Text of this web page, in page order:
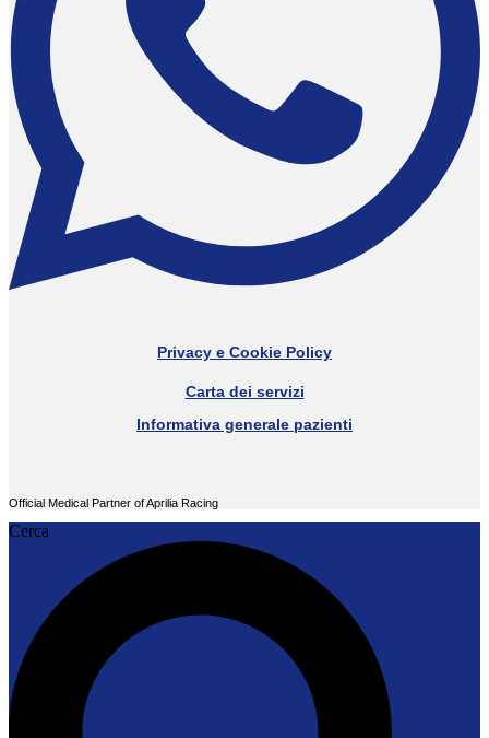
Privacy e Cookie Policy
Carta dei servizi
Informativa generale pazienti
Official Medical Partner of Aprilia Racing
Cerca